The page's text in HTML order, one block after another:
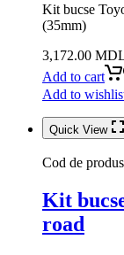
Kit bucse
(35mm)
3,172.00
Add to cart
Add to
Quick View
Cod de
Kit
road